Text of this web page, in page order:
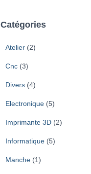
Catégories
Atelier(2)
Cnc(3)
Divers(4)
Electronique(5)
Imprimante 3D(2)
Informatique(5)
Manche(1)